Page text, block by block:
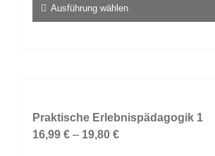
Produktseite
gewählt
Ausführung wählen
auf.
Die
Praktische Erlebnispädagogik 1
16,99 € – 19,80 €